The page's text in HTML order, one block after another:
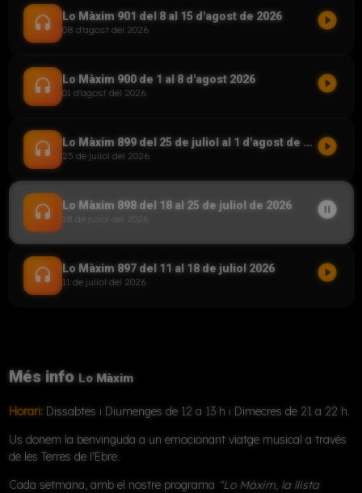
headset Lo Màxim 901 del 8 al 15 d'agost de 2026
08 d'agost del 2026 play_circle_filled
headset Lo Màxim 900 de 1 al 8 d'agost 2026
01 d'agost del 2026 play_circle_filled
headset Lo Màxim 899 del 25 de juliol al 1 d'agost de 2026
25 de juliol del 2026 play_circle_filled
headset Lo Màxim 898 del 18 al 25 de juliol de 2026
18 de juliol del 2026 pause_circle_filled
headset Lo Màxim 897 del 11 al 18 de juliol 2026
11 de juliol del 2026 play_circle_filled
Més info Lo Màxim
Horari: Dissabtes i Diumenges de 12 a 13 h i Dimecres de 21 a 22 h.
Us donem la benvinguda a un emocionant viatge musical a través
de les Terres de l'Ebre.
Cada setmana, amb el nostre programa “Lo Màxim, la llista